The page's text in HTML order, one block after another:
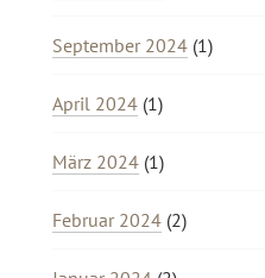
September 2024 (1)
April 2024 (1)
März 2024 (1)
Februar 2024 (2)